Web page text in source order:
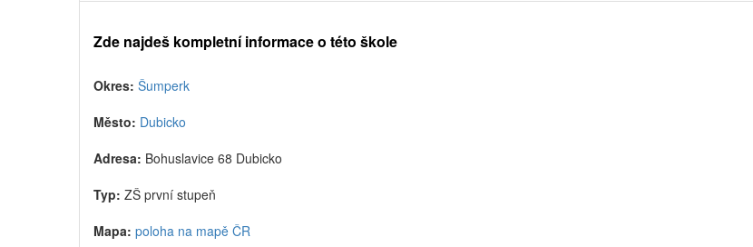
Zde najdeš kompletní informace o této škole
Okres: Šumperk
Město: Dubicko
Adresa: Bohuslavice 68 Dubicko
Typ: ZŠ první stupeň
Mapa: poloha na mapě ČR